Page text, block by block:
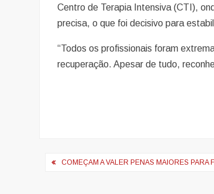
Centro de Terapia Intensiva (CTI),
precisa, o que foi decisivo para
“Todos os profissionais foram
recuperação. Apesar de tudo,
Navegação
COMEÇAM A VALER PENAS MAIORES PARA